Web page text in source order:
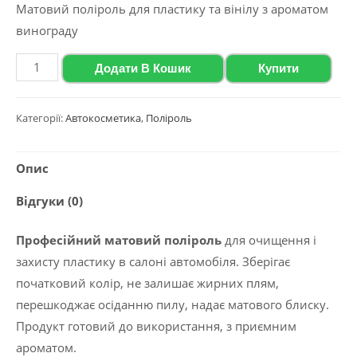
Матовий поліроль для пластику та вінілу з ароматом
винограду
Матовий
поліроль
пластику
вінілу
ароматом
винограду
Polychrom
2020
"Polyrole
Matte",
0,5
Додати В Кошик Купити
Категорії:Автокосметика, Поліроль
Опис
Відгуки (0)
Професійний матовий поліроль для очищення і
захисту пластику в салоні автомобіля. Зберігає
початковий колір, не залишає жирних плям,
перешкоджає осіданню пилу, надає матового блиску.
Продукт готовий до використання, з приємним
ароматом.